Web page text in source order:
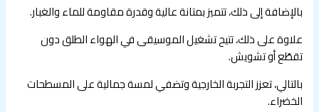
بالإضافة إلى ذلك، تتميز بمتانة عالية وقدرة مقاومة للماء والغبار.
علاوة على ذلك، تتيح تشغيل الموسيقى في الهواء الطلق دون
تقطّع أو تشويش.
بالتالي، تعزز التجربة الخارجية وتضفي لمسة جمالية على المسطحات
الخضراء.